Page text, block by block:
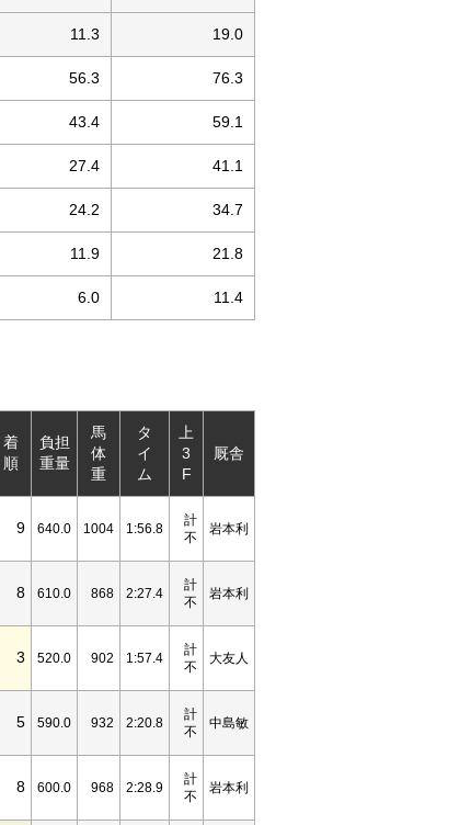
11.3 19.0
56.3 76.3
43.4 59.1
27.4 41.1
24.2 34.7
11.9 21.8
6.0 11.4
着
順
負担
重量
馬
体
重
タ
イ
ム
上
3
F
厩舎
9 640.0 1004 1:56.8
計
不
岩本利
8 610.0 868 2:27.4
計
不
岩本利
3 520.0 902 1:57.4
計
不
大友人
5 590.0 932 2:20.8
計
不
中島敏
8 600.0 968 2:28.9
計
不
岩本利